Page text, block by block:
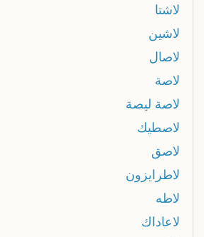
لاشتا
لاشين
لاصال
لاصة
لاصة ليصة
لاصطيك
لاصق
لاطرايزون
لاطه
لاعاداك